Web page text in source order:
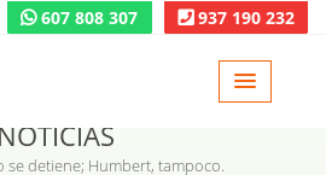
937 190 232
607 808 307
NOTICIAS
se detiene; Humbert, tampoco.